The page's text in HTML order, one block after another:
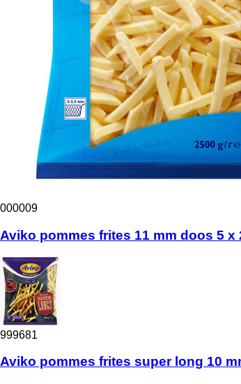
000009
Aviko pommes frites 11 mm doos 5 x
999681
Aviko pommes frites super long 10